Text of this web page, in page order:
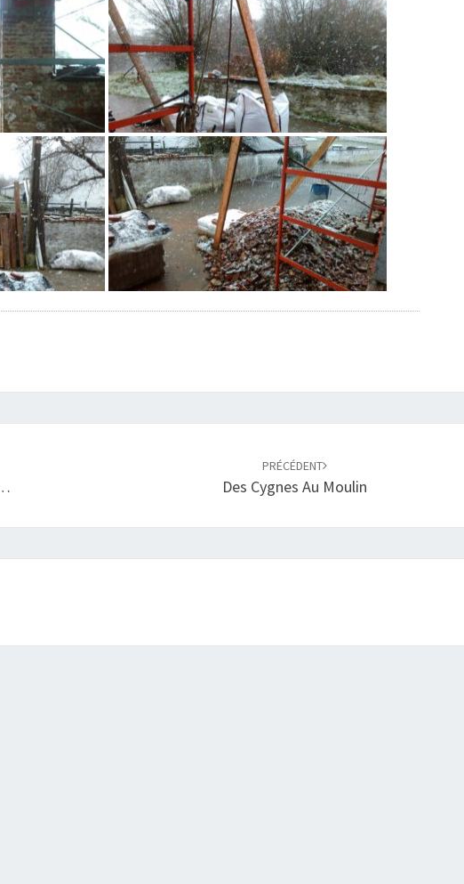
PRÉCÉDENT
Des Cygnes Au Moulin